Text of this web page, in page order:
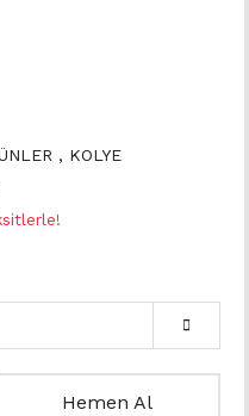
, KOLYE
Hemen Al